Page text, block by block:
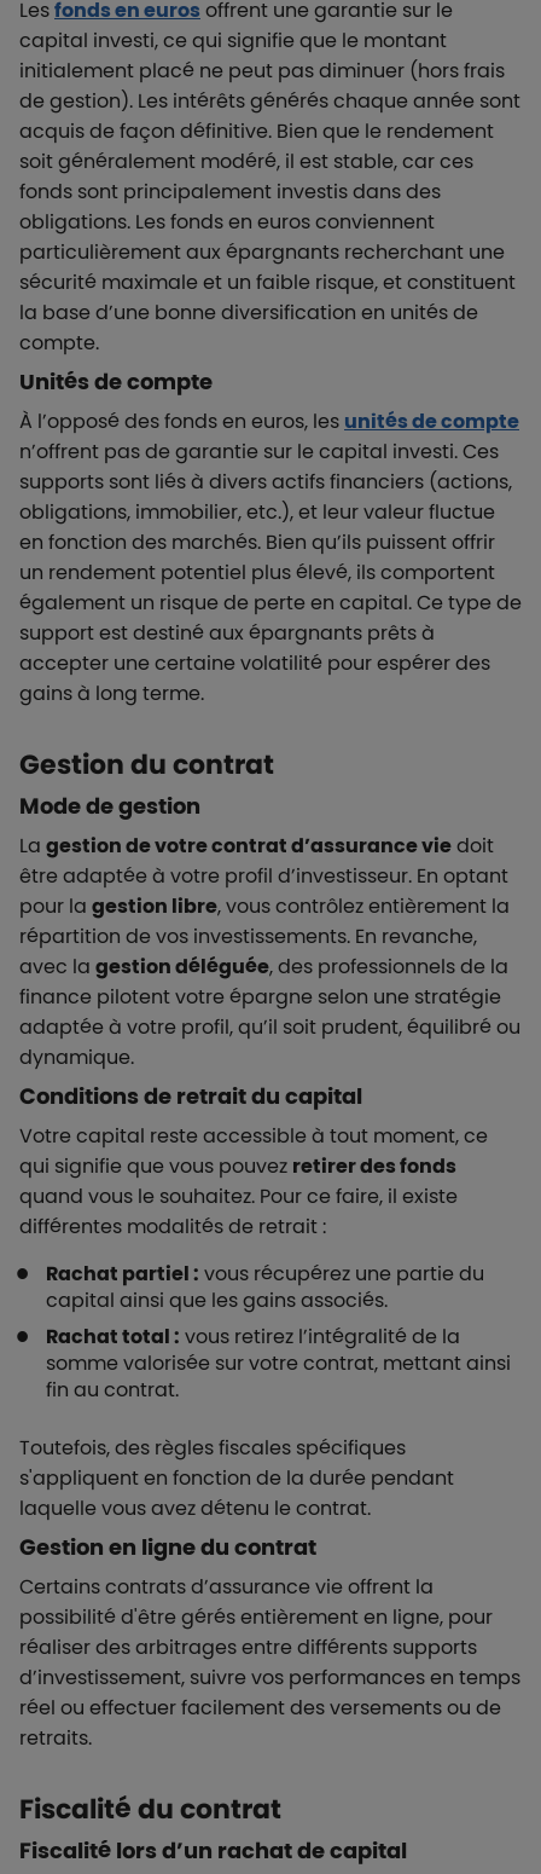
Lesfonds en euros offrent une garantie sur le
capital investi, ce qui signifie que le montant
initialement placé ne peut pas diminuer (hors frais
de gestion). Les intérêts générés chaque année sont
acquis de façon définitive. Bien que le rendement
soit généralement modéré, il est stable, car ces
fonds sont principalement investis dans des
obligations. Les fonds en euros conviennent
particulièrement aux épargnants recherchant une
sécurité maximale et un faible risque, et constituent
la base d’une bonne diversification en unités de
compte.
Unités de compte
À l’opposé des fonds en euros, les unités de compte
n’offrent pas de garantie sur le capital investi. Ces
supports sont liés à divers actifs financiers (actions,
obligations, immobilier, etc.), et leur valeur fluctue
en fonction des marchés. Bien qu’ils puissent offrir
un rendement potentiel plus élevé, ils comportent
également un risque de perte en capital. Ce type de
support est destiné aux épargnants prêts à
accepter une certaine volatilité pour espérer des
gains à long terme.
Gestion du contrat
Mode de gestion
La gestion de votre contrat d’assurance viedoit
être adaptée à votre profil d’investisseur. En optant
pour la gestion libre, vous contrôlez entièrement la
répartition de vos investissements. En revanche,
avec la gestion déléguée, des professionnels de la
finance pilotent votre épargne selon une stratégie
adaptée à votre profil, qu’il soit prudent, équilibré ou
dynamique.
Conditions de retrait du capital
Votre capital reste accessible à tout moment, ce
qui signifie que vous pouvez retirer des fonds
quand vous le souhaitez. Pour ce faire, il existe
différentes modalités de retrait :
Rachat partiel : vous récupérez une partie du
capital ainsi que les gains associés.
Rachat total : vous retirez l’intégralité de la
somme valorisée sur votre contrat, mettant ainsi
fin au contrat.
Toutefois, des règles fiscales spécifiques
s'appliquent en fonction de la durée pendant
laquelle vous avez détenu le contrat.
Gestion en ligne du contrat
Certains contrats d’assurance vie offrent la
possibilité d'être gérés entièrement en ligne, pour
réaliser des arbitrages entre différents supports
d’investissement, suivre vos performances en temps
réel ou effectuer facilement des versements ou de
retraits.
Fiscalité du contrat
Fiscalité lors d’un rachat de capital